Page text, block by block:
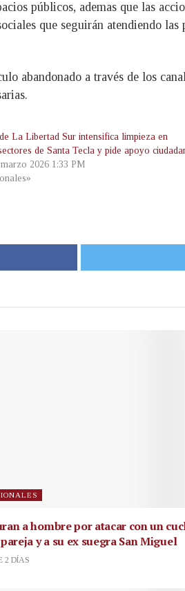
públicos, ademas que las
que seguirán atendiendo
abandonado a través de los
La Libertad Sur intensifica limpieza en
de Santa Tecla y pide apoyo
2026 1:33 PM
a hombre por atacar con un
y a su ex suegra San Miguel
2 DÍAS